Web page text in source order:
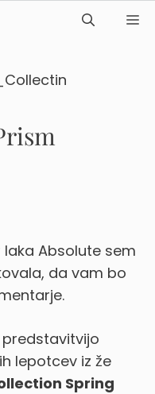
Absolute sem
da vam bo
lepotcev iz že
Spring